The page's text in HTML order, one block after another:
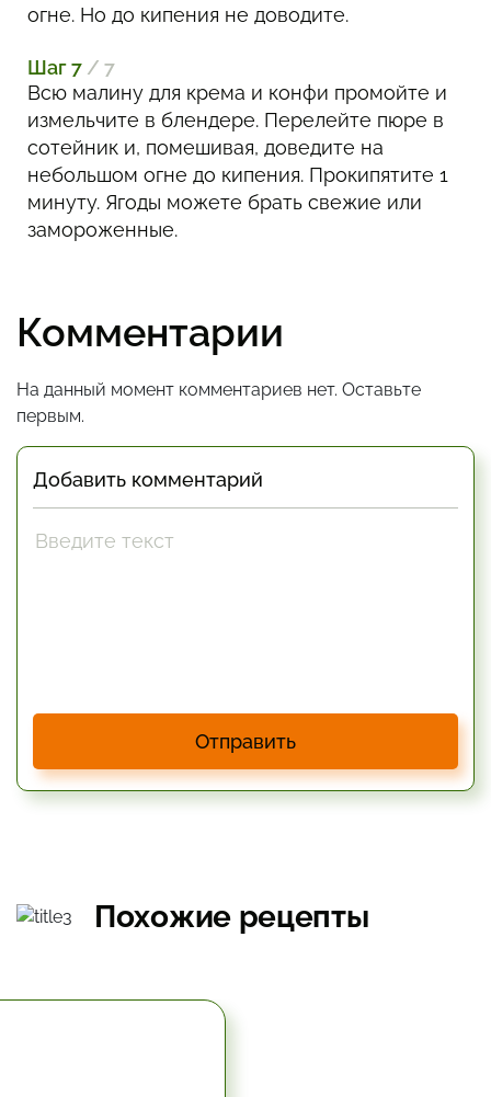
огне. Но до кипения не доводите.
Шаг 7 / 7
Всю малину для крема и конфи промойте и
измельчите в блендере. Перелейте пюре в
сотейник и, помешивая, доведите на
небольшом огне до кипения. Прокипятите 1
минуту. Ягоды можете брать свежие или
замороженные.
Комментарии
На данный момент комментариев нет. Оставьте
первым.
Добавить комментарий
Отправить
Похожие рецепты